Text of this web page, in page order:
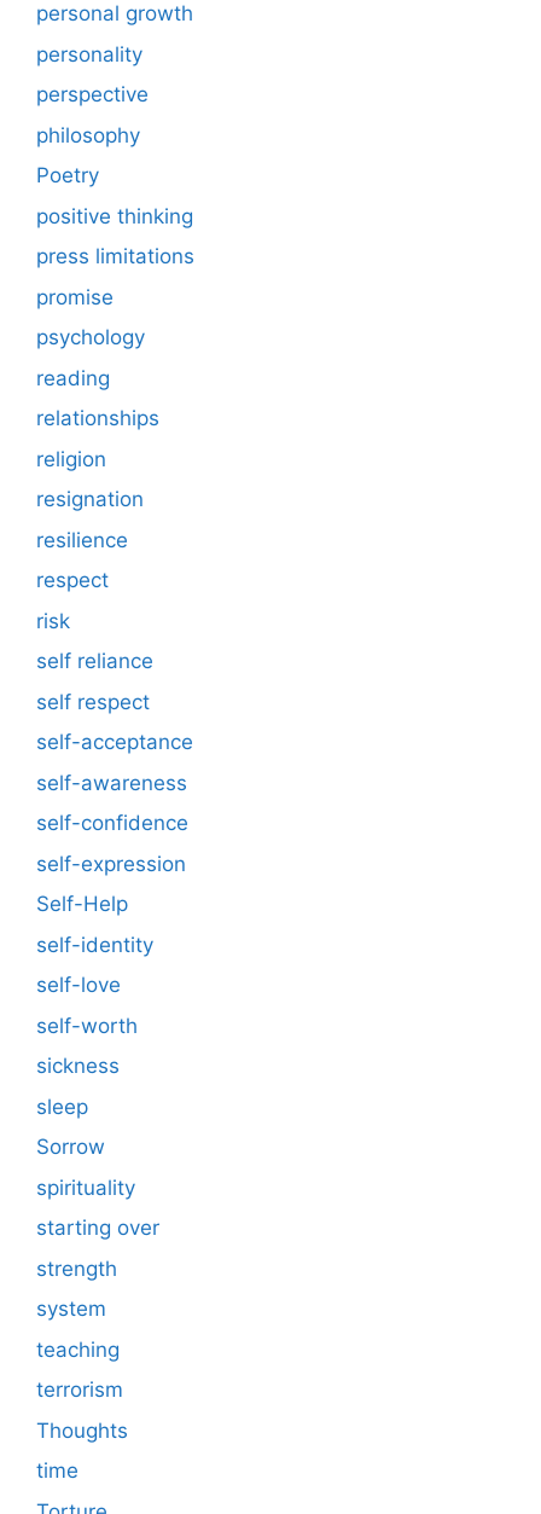
personal growth
personality
perspective
philosophy
Poetry
positive thinking
press limitations
promise
psychology
reading
relationships
religion
resignation
resilience
respect
risk
self reliance
self respect
self-acceptance
self-awareness
self-confidence
self-expression
Self-Help
self-identity
self-love
self-worth
sickness
sleep
Sorrow
spirituality
starting over
strength
system
teaching
terrorism
Thoughts
time